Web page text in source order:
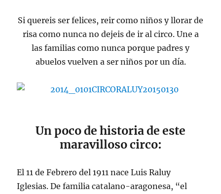
Si quereis ser felices, reir como niños y llorar de
risa como nunca no dejeis de ir al circo. Une a
las familias como nunca porque padres y
abuelos vuelven a ser niños por un día.
Un poco de historia de este
maravilloso circo:
El 11 de Febrero del 1911 nace Luis Raluy
Iglesias. De familia catalano-aragonesa, “el